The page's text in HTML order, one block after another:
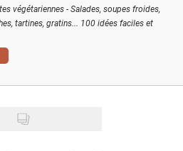
végétariennes - Salades, soupes froides,
tartines, gratins... 100 idées faciles et